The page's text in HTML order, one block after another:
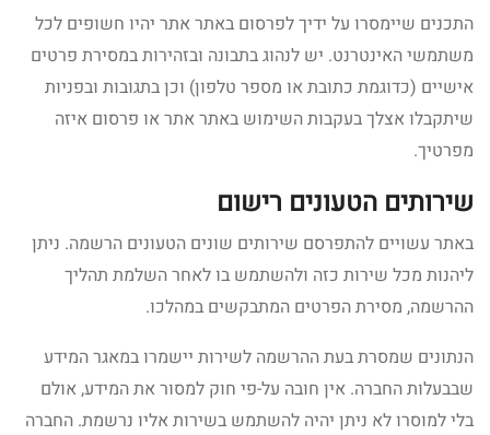
התכנים שיימסרו על ידיך לפרסום באתר אתר יהיו חשופים לכל
משתמשי האינטרנט. יש לנהוג בתבונה ובזהירות במסירת פרטים
אישיים (כדוגמת כתובת או מספר טלפון) וכן בתגובות ובפניות
שיתקבלו אצלך בעקבות השימוש באתר אתר או פרסום איזה
מפרטיך.
שירותים הטעונים רישום
באתר עשויים להתפרסם שירותים שונים הטעונים הרשמה. ניתן
ליהנות מכל שירות כזה ולהשתמש בו לאחר השלמת תהליך
ההרשמה, מסירת הפרטים המתבקשים במהלכו.
הנתונים שמסרת בעת ההרשמה לשירות יישמרו במאגר המידע
שבבעלות החברה. אין חובה על-פי חוק למסור את המידע, אולם
בלי למוסרו לא ניתן יהיה להשתמש בשירות אליו נרשמת. החברה